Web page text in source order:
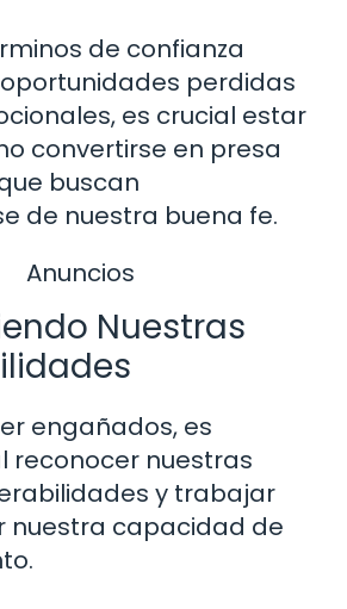
de confianza
perdidas
es crucial estar
convertirse en presa
buscan
de nuestra buena fe.
Anuncios
Nuestras
engañados, es
reconocer nuestras
y trabajar
nuestra capacidad de